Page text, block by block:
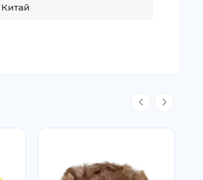
Китай